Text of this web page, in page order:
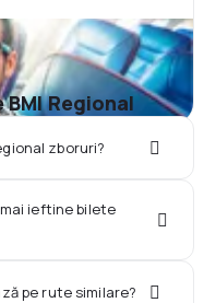
Regional
zboruri?
ieftine bilete
pe rute similare?